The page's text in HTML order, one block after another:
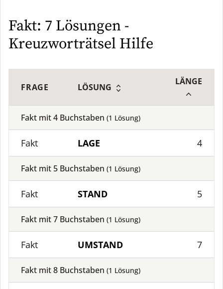
Fakt: 7 Lösungen -
Kreuzworträtsel Hilfe
FRAGE LÖSUNG
LÄNGE
Fakt mit4 Buchstaben (1 Lösung)
Fakt LAGE 4
Fakt mit 5 Buchstaben (1 Lösung)
Fakt STAND 5
Fakt mit7 Buchstaben (1 Lösung)
Fakt UMSTAND 7
Fakt mit8 Buchstaben (1 Lösung)